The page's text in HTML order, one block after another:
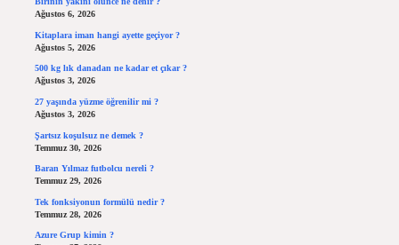
Ağustos 6, 2026
Kitaplara iman hangi ayette geçiyor ?
Ağustos 5, 2026
500 kg lık danadan ne kadar et çıkar ?
Ağustos 3, 2026
27 yaşında yüzme öğrenilir mi ?
Ağustos 3, 2026
Şartsız koşulsuz ne demek ?
Temmuz 30, 2026
Baran Yılmaz futbolcu nereli ?
Temmuz 29, 2026
Tek fonksiyonun formülü nedir ?
Temmuz 28, 2026
Azure Grup kimin ?